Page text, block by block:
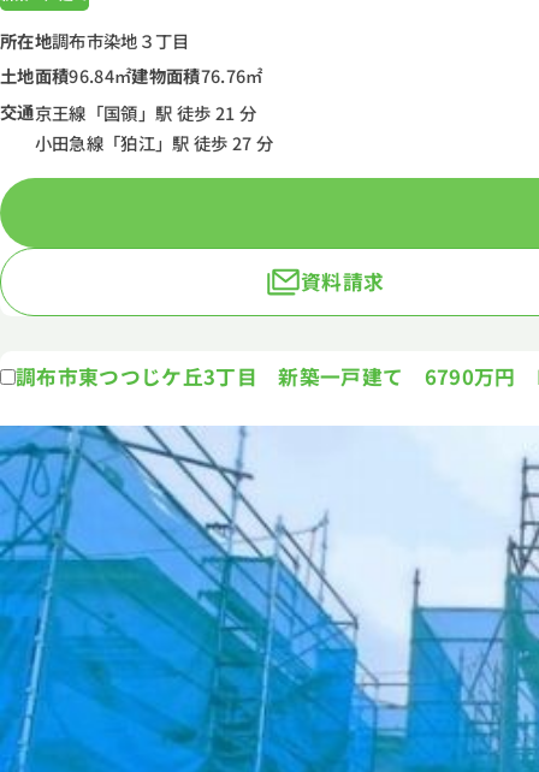
所在地調布市染地３丁目
土地面積96.84㎡建物面積76.76㎡
交通京王線「国領」駅 徒歩 21 分
小田急線「狛江」駅 徒歩 27 分
資料請求
調布市東つつじケ丘3丁目 新築一戸建て 6790万円